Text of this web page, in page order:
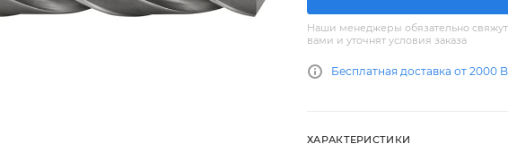
Наши менеджеры обязательно
вами и уточнят условия заказа
Бесплатная доставка от 2000
ХАРАКТЕРИСТИКИ